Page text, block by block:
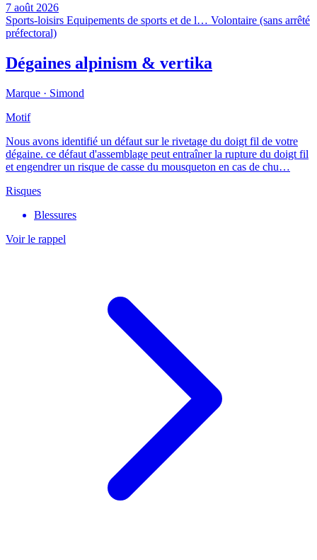
7 août 2026
Sports-loisirs Equipements de sports et de l… Volontaire (sans arrêté
préfectoral)
Dégaines alpinism & vertika
Marque · Simond
Motif
Nous avons identifié un défaut sur le rivetage du doigt fil de votre
dégaine. ce défaut d'assemblage peut entraîner la rupture du doigt fil
et engendrer un risque de casse du mousqueton en cas de chu…
Risques
Blessures
Voir le rappel